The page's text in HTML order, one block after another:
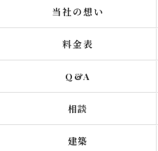
当社の想い
料金表
Q&A
相談
建築